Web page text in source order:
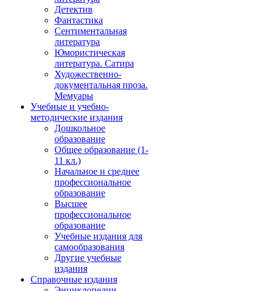
Детектив
Фантастика
Сентиментальная
литература
Юмористическая
литература. Сатира
Художественно-
документальная проза.
Мемуары
Учебные и учебно-
методические издания
Дошкольное
образование
Общее образование (1-
11 кл.)
Начальное и среднее
профессиональное
образование
Высшее
профессиональное
образование
Учебные издания для
самообразования
Другие учебные
издания
Справочные издания